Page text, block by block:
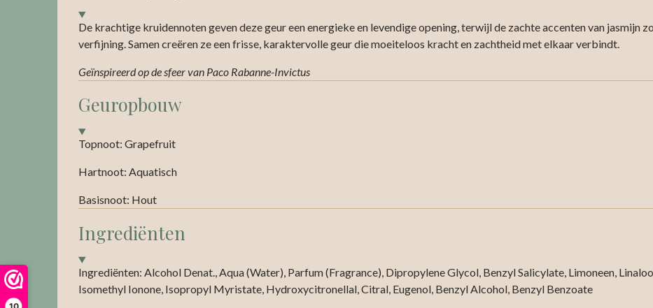
10
De krachtige kruidennoten geven deze geur een energieke en levendige opening, terwijl de zachte accenten van jasmijn
verfijning. Samen creëren ze een frisse, karaktervolle geur die moeiteloos kracht en zachtheid met elkaar verbindt.
Geïnspireerd op de sfeer van Paco Rabanne-Invictus
Geuropbouw
Topnoot: Grapefruit
Hartnoot: Aquatisch
Basisnoot: Hout
Ingrediënten
Ingrediënten: Alcohol Denat., Aqua (Water), Parfum (Fragrance), Dipropylene Glycol, Benzyl Salicylate, Limoneen,
Isomethyl Ionone, Isopropyl Myristate, Hydroxycitronellal, Citral, Eugenol, Benzyl Alcohol, Benzyl Benzoate